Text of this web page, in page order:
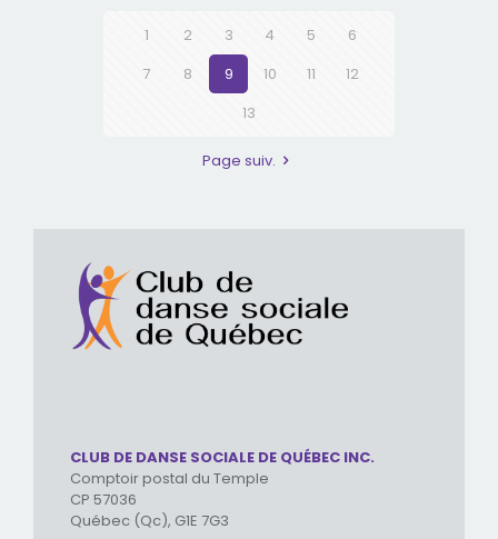
1 2 3 4 5
6
7
8 9 10 11
12
13
Page suiv.
CLUB DE DANSE SOCIALE DE QUÉBEC INC.
Comptoir postal du Temple
CP 57036
Québec (Qc), G1E 7G3